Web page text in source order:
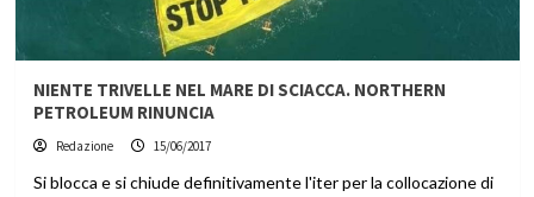
NIENTE TRIVELLE NEL MARE DI SCIACCA. NORTHERN
PETROLEUM RINUNCIA
Redazione 15/06/2017
Si blocca e si chiude definitivamente l'iter per la collocazione di